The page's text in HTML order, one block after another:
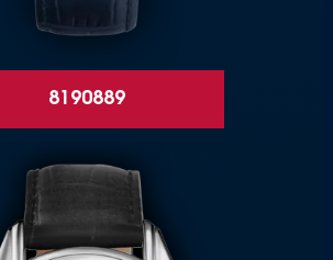
8190889